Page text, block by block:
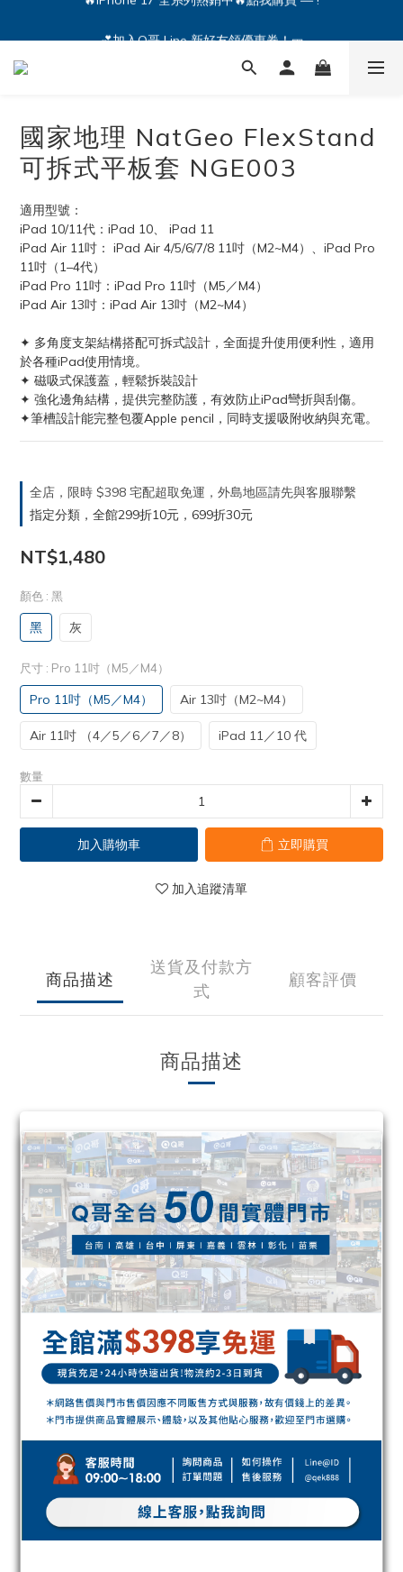
🔥iPhone 17 全系列熱銷中🔥點我購買 — !
國家地理 NatGeo FlexStand
可拆式平板套 NGE003
適用型號：
iPad 10/11代：iPad 10、 iPad 11
iPad Air 11吋： iPad Air 4/5/6/7/8 11吋（M2~M4）、iPad Pro
11吋（1–4代）
iPad Pro 11吋：iPad Pro 11吋（M5／M4）
iPad Air 13吋：iPad Air 13吋（M2~M4）
✦ 多角度支架結構搭配可拆式設計，全面提升使用便利性，適用
於各種iPad使用情境。
✦ 磁吸式保護蓋，輕鬆拆裝設計
✦ 強化邊角結構，提供完整防護，有效防止iPad彎折與刮傷。
✦筆槽設計能完整包覆Apple pencil，同時支援吸附收納與充電。
全店，限時 $398 宅配超取免運，外島地區請先與客服聯繫
指定分類，全館299折10元，699折30元
NT$1,480
顏色 : 黑
黑 灰
尺寸 : Pro 11吋（M5／M4）
Pro 11吋（M5／M4） Air 13吋（M2~M4）
Air 11吋 （4／5／6／7／8） iPad 11／10 代
數量
加入購物車 立即購買
加入追蹤清單
商品描述
送貨及付款方
式
顧客評價
商品描述